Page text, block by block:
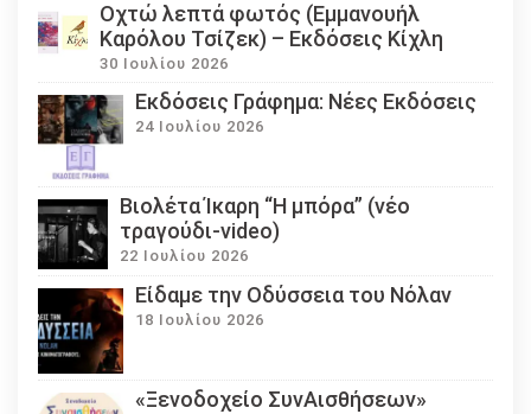
Οχτώ λεπτά φωτός (Εμμανουήλ
Καρόλου Τσίζεκ) – Εκδόσεις Κίχλη
30 Ιουλίου 2026
Εκδόσεις Γράφημα: Νέες Εκδόσεις
24 Ιουλίου 2026
Βιολέτα Ίκαρη “Η μπόρα” (νέο
τραγούδι-video)
22 Ιουλίου 2026
Eίδαμε την Οδύσσεια του Νόλαν
18 Ιουλίου 2026
«Ξενοδοχείο ΣυνΑισθήσεων»